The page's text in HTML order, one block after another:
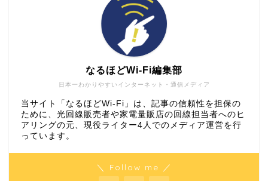
日本一わかりやすいインターネット・通信メディア
なるほどWi-Fi編集部
当サイト「なるほどWi-Fi」は、記事の信頼性を担保の
ために、光回線販売者や家電量販店の回線担当者へのヒ
アリングの元、現役ライター4人でのメディア運営を行
っています。
＼ Follow me ／